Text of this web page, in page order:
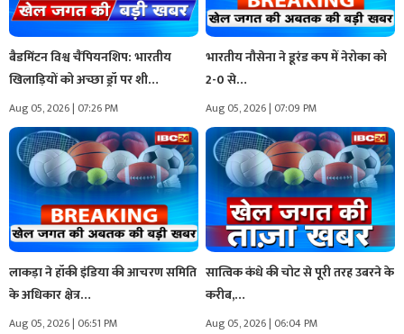
बैडमिंटन विश्व चैंपियनशिप: भारतीय
खिलाड़ियों को अच्छा ड्रॉ पर शी…
Aug 05, 2026 | 07:26 PM
भारतीय नौसेना ने डूरंड कप में नेरोका को
2-0 से…
Aug 05, 2026 | 07:09 PM
लाकड़ा ने हॉकी इंडिया की आचरण समिति
के अधिकार क्षेत्र…
Aug 05, 2026 | 06:51 PM
सात्विक कंधे की चोट से पूरी तरह उबरने के
करीब,…
Aug 05, 2026 | 06:04 PM